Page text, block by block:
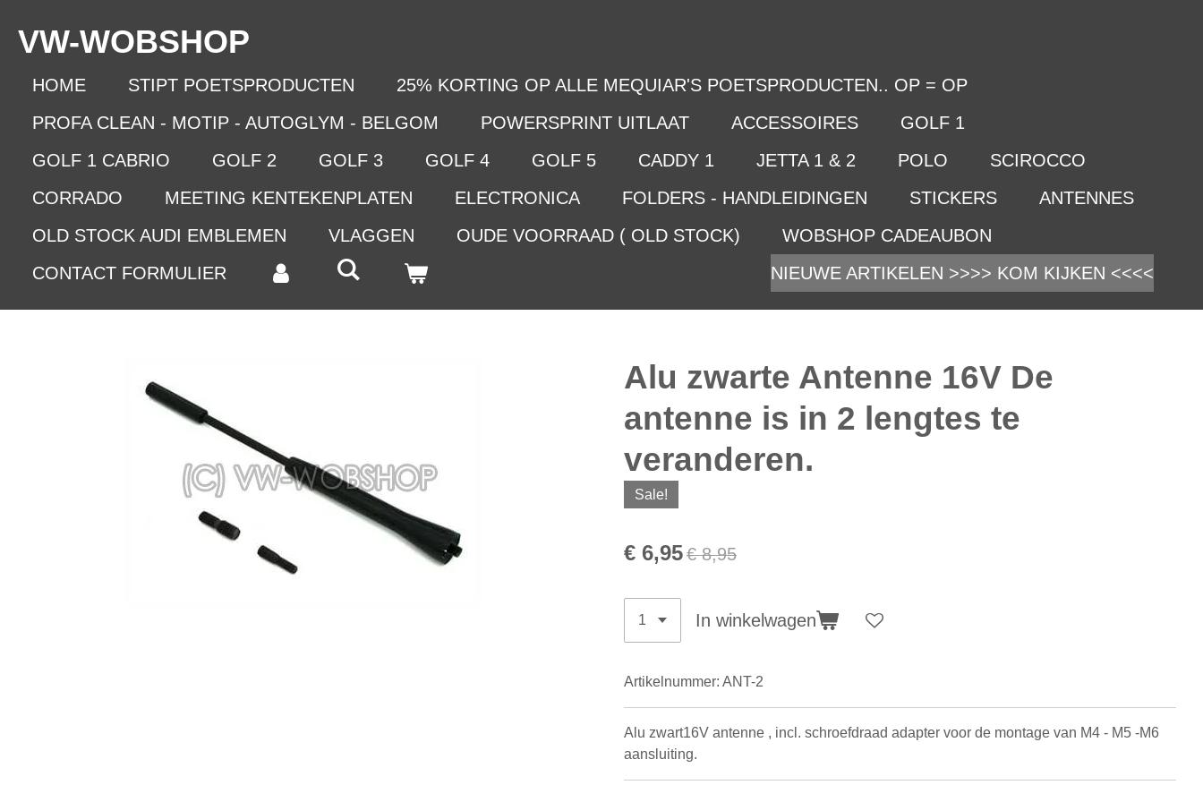
direct
VW-WOBSHOP
HOME STIPT POETSPRODUCTEN
25% KORTING OP ALLE MEQUIAR'S POETSPRODUCTEN.. OP = OP
PROFA CLEAN - MOTIP - AUTOGLYM - BELGOM
POWERSPRINT UITLAAT ACCESSOIRES
GOLF 1
GOLF 1 CABRIO
GOLF 2 GOLF 3 GOLF 4 GOLF 5 CADDY 1 JETTA 1 & 2 POLO
SCIROCCO
CORRADO
MEETING KENTEKENPLATEN ELECTRONICA FOLDERS - HANDLEIDINGEN STICKERS
ANTENNES
OLD STOCK AUDI EMBLEMEN
VLAGGEN OUDE VOORRAAD ( OLD STOCK)
WOBSHOP CADEAUBON
CONTACT FORMULIER
NIEUWE ARTIKELEN >>>> KOM KIJKEN <<<<
Alu zwarte Antenne 16V De
antenne is in 2 lengtes te
veranderen.
Sale!
€ 6,95€ 8,95
In winkelwagen
Artikelnummer: ANT-2
Alu zwart16V antenne , incl. schroefdraad adapter voor de montage van M4 - M5 -M6
aansluiting.